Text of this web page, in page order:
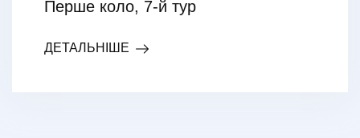
Перше коло, 7-й тур
ДЕТАЛЬНІШЕ